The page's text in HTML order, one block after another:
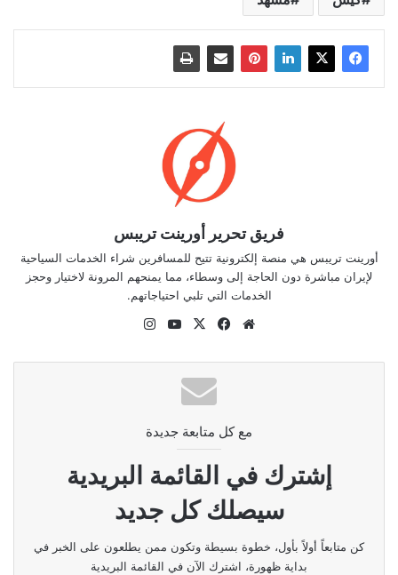
فريق تحرير أورينت تريبس
أورينت تريبس هي منصة إلكترونية تتيح للمسافرين شراء الخدمات السياحية
لإيران مباشرة دون الحاجة إلى وسطاء، مما يمنحهم المرونة لاختيار وحجز
الخدمات التي تلبي احتياجاتهم.
موقع
فيسبوك
‫X
‫YouTube
مع كل متابعة جديدة
إشترك في القائمة البريدية
سيصلك كل جديد
كن متابعاً أولاً بأول، خطوة بسيطة وتكون ممن يطلعون على الخبر في
بداية ظهورة، اشترك الآن في القائمة البريدية